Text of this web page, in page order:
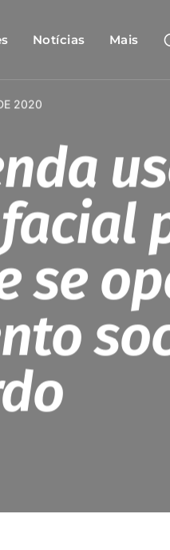
Notícias Mais
2020
se